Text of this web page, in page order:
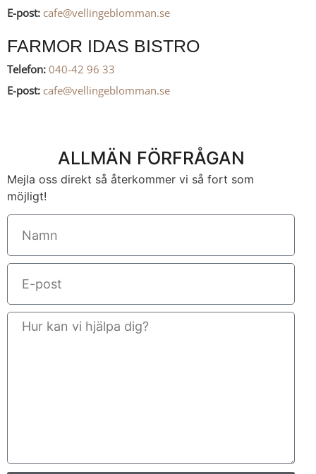
E-post: cafe@vellingeblomman.se
FARMOR IDAS BISTRO
Telefon: 040-42 96 33
E-post: cafe@vellingeblomman.se
ALLMÄN FÖRFRÅGAN
Mejla oss direkt så återkommer vi så fort som
möjligt!